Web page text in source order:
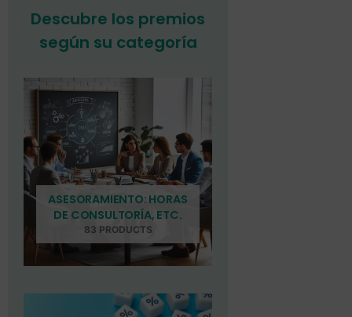
Descubre los premios
según su categoría
ASESORAMIENTO: HORAS
DE CONSULTORÍA, ETC.
83 PRODUCTS